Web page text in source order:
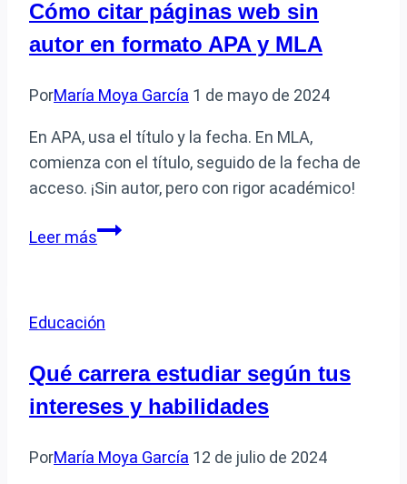
Cómo citar páginas web sin
autor en formato APA y MLA
PorMaría Moya García 1 de mayo de 2024
En APA, usa el título y la fecha. En MLA,
comienza con el título, seguido de la fecha de
acceso. ¡Sin autor, pero con rigor académico!
Leer másCómo
sin
en
formato
y
Educación
Qué carrera estudiar según tus
intereses y habilidades
PorMaría Moya García 12 de julio de 2024